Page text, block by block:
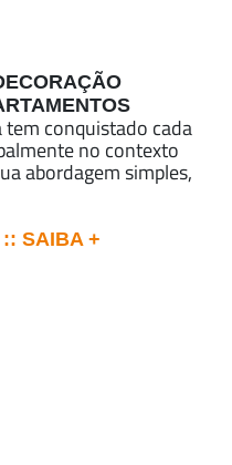
conquistado cada
no contexto
abordagem simples,
:: SAIBA +